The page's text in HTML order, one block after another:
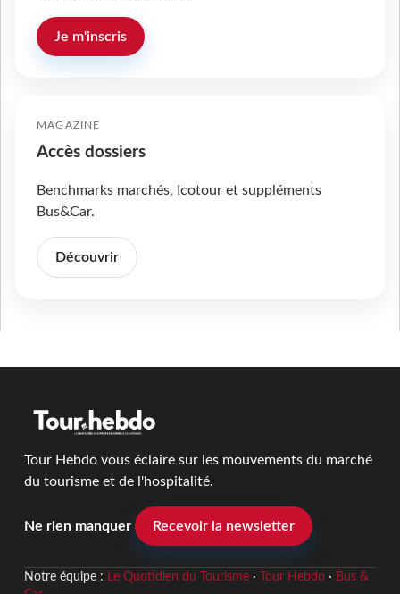
Je m'inscris
MAGAZINE
Accès dossiers
Benchmarks marchés, Icotour et suppléments
Bus&Car.
Découvrir
Tour Hebdo vous éclaire sur les mouvements du marché
du tourisme et de l'hospitalité.
Ne rien manquer Recevoir la newsletter
Notre équipe : Le Quotidien du Tourisme· Tour Hebdo· Bus &